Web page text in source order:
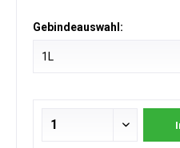
Gebindeauswahl: